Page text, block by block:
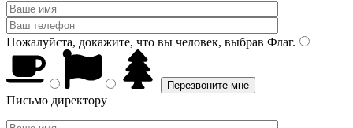
Пожалуйста, докажите, что вы человек, выбрав Флаг.
Письмо директору